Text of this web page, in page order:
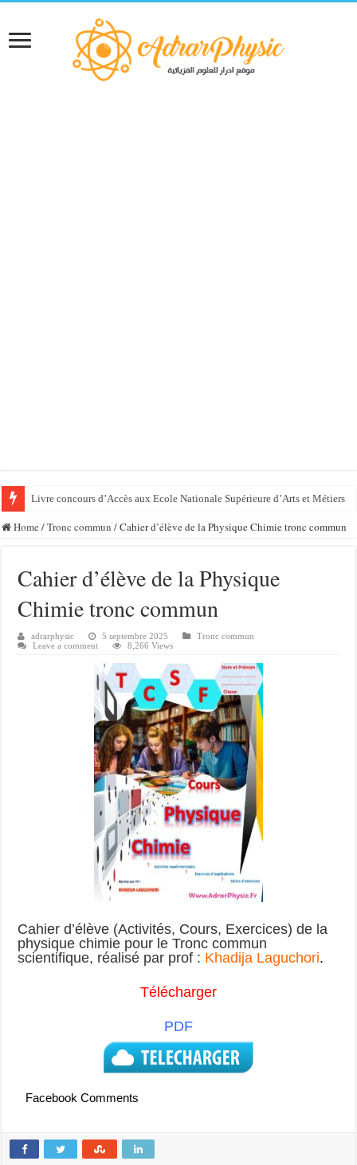
Livre concours d’Accès aux Ecole Nationale Supérieure d’Arts et Métiers
Home /Tronc commun /Cahier d’élève de la Physique Chimie tronc commun
Cahier d’élève de la Physique
Chimie tronc commun
adrarphysic 5 septembre 2025
Tronc commun
Leave a comment
8,266 Views
Cahier d’élève (Activités, Cours, Exercices) de la
physique chimie pour le Tronc commun
scientifique, réalisé par prof : Khadija Laguchori.
Télécharger
PDF
Facebook Comments